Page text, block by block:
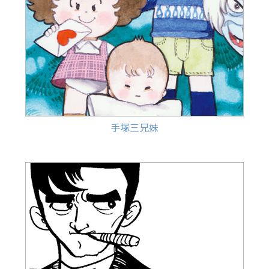
手塚三兄妹